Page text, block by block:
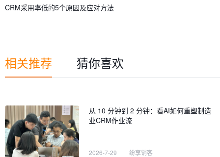
CRM采用率低的5个原因及应对方法
相关推荐 猜你喜欢
从 10 分钟到 2 分钟：看AI如何重塑制造
业CRM作业流
2026-7-29 | 纷享销客